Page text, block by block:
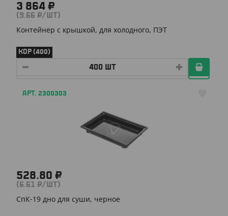
3 864 ₽
(9.66 ₽/ШТ)
Контейнер с крышкой, для холодного, ПЭТ
КОР (400)
АРТ. 2300303
528.80 ₽
(6.61 ₽/ШТ)
СпК-19 дно для суши, черное